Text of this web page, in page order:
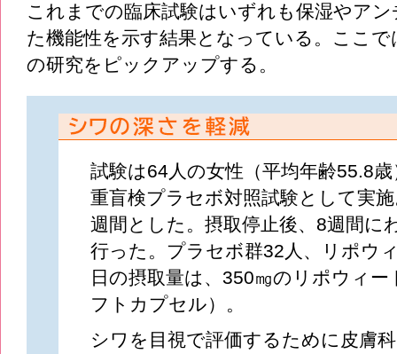
これまでの臨床試験はいずれも保湿やア
た機能性を示す結果となっている。ここ
の研究をピックアップする。
試験は64人の女性（平均年齢55.8
重盲検プラセボ対照試験として実
週間とした。摂取停止後、8週間に
行った。プラセボ群32人、リポウ
日の摂取量は、350㎎のリポウィ
フトカプセル）。
シワを目視で評価するために皮膚